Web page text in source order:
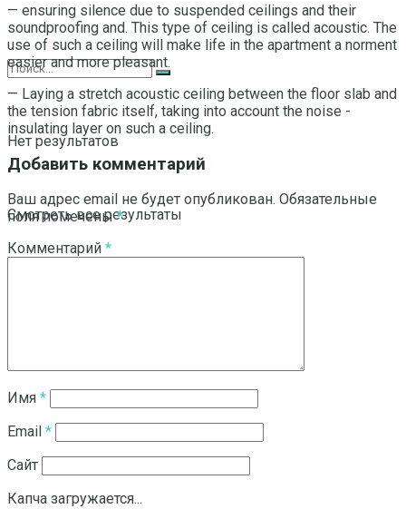
Нет результатов
Смотреть все результаты
— ensuring silence due to suspended ceilings and their
soundproofing and. This type of ceiling is called acoustic. The
use of such a ceiling will make life in the apartment a norment
easier and more pleasant.
— Laying a stretch acoustic ceiling between the floor slab and
the tension fabric itself, taking into account the noise -
insulating layer on such a ceiling.
Добавить комментарий
Ваш адрес email не будет опубликован. Обязательные
поля помечены*
Комментарий *
Имя *
Email *
Сайт
Капча загружается...